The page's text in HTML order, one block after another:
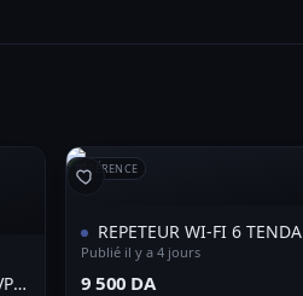
RÉFÉRENCE
REPETEUR WI-FI 6
Publié il y a 4 jours
⁦9 500 DA⁩